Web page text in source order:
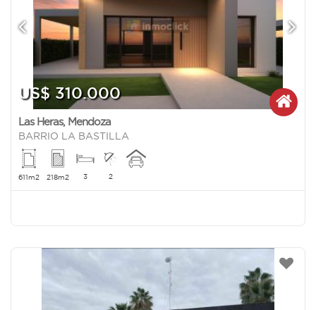
US$ 310.000
Las Heras, Mendoza
BARRIO LA BASTILLA
611m2 218m2 3 2